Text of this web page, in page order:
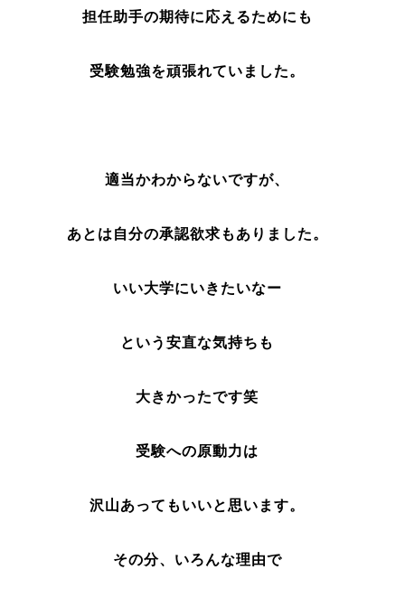
担任助手の期待に応えるためにも
受験勉強を頑張れていました。
適当かわからないですが、
あとは自分の承認欲求もありました。
いい大学にいきたいなー
という安直な気持ちも
大きかったです笑
受験への原動力は
沢山あってもいいと思います。
その分、いろんな理由で